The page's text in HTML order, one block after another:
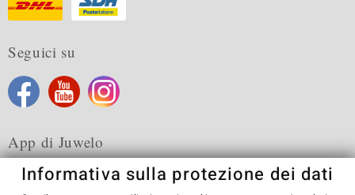
Seguici su
App di Juwelo
Informativa sulla protezione dei dati